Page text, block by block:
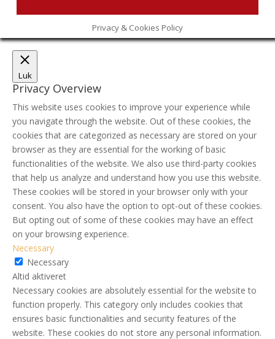
Privacy & Cookies Policy
Luk
Privacy Overview
This website uses cookies to improve your experience while
you navigate through the website. Out of these cookies, the
cookies that are categorized as necessary are stored on your
browser as they are essential for the working of basic
functionalities of the website. We also use third-party cookies
that help us analyze and understand how you use this website.
These cookies will be stored in your browser only with your
consent. You also have the option to opt-out of these cookies.
But opting out of some of these cookies may have an effect
on your browsing experience.
Necessary
Necessary
Altid aktiveret
Necessary cookies are absolutely essential for the website to
function properly. This category only includes cookies that
ensures basic functionalities and security features of the
website. These cookies do not store any personal information.